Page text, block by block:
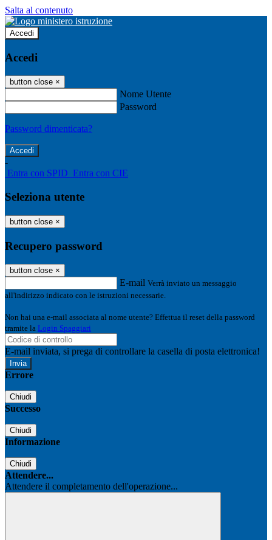
Salta al contenuto
Accedi
Accedi
button close ×
Nome Utente
Password
Password dimenticata?
-
Entra con SPID Entra con CIE
Seleziona utente
button close ×
Recupero password
button close ×
E-mail Verrà inviato un messaggio
all'indirizzo indicato con le istruzioni necessarie.
Non hai una e-mail associata al nome utente? Effettua il reset della password
tramite la Login Spaggiari
E-mail inviata, si prega di controllare la casella di posta elettronica!
Errore
Chiudi
Successo
Chiudi
Informazione
Chiudi
Attendere...
Attendere il completamento dell'operazione...